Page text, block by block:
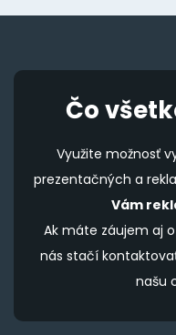
Čo
Využite možnosť
prezentačných a
Vám
Ak máte záujem aj
nás stačí
našu